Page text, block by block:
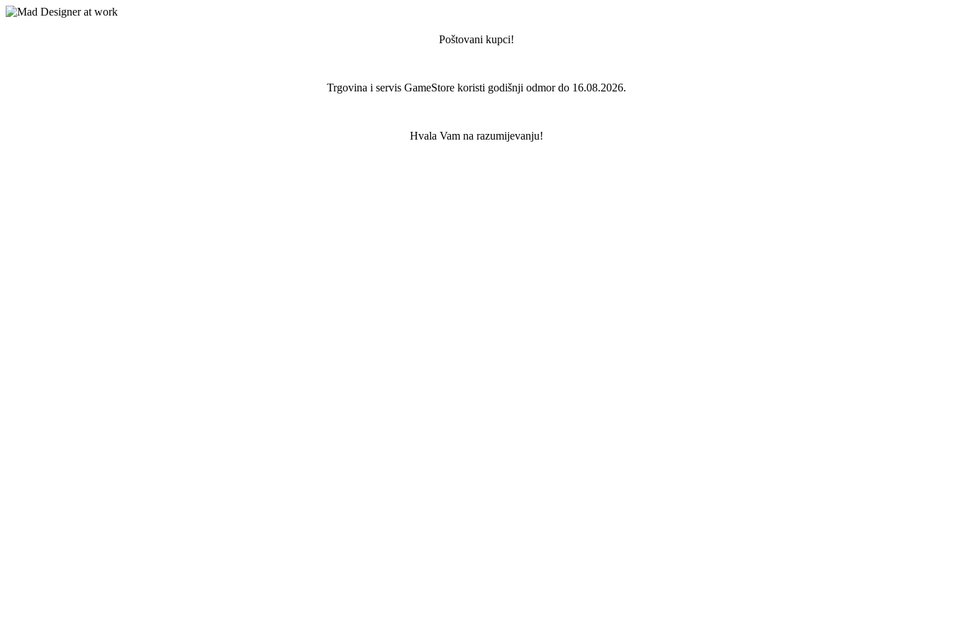
Poštovani kupci!
Trgovina i servis GameStore koristi godišnji odmor do 16.08.2026.
Hvala Vam na razumijevanju!